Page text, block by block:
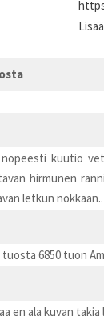
kuutio
hirmunen
letkun nokkaan..
6850 tuon
en ala kuvan